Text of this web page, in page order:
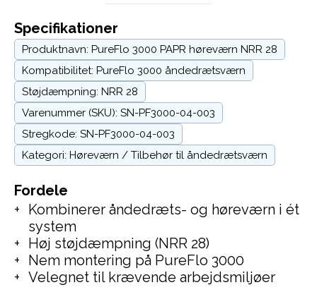
Fordele
Kombinerer åndedræts- og høreværn i ét
system
Høj støjdæmpning (NRR 28)
Nem montering på PureFlo 3000
Velegnet til krævende arbejdsmiljøer
Specifikationer
Produktnavn: PureFlo 3000 PAPR høreværn NRR 28
Kompatibilitet: PureFlo 3000 åndedrætsværn
Støjdæmpning: NRR 28
Varenummer (SKU): SN-PF3000-04-003
Stregkode: SN-PF3000-04-003
Kategori: Høreværn / Tilbehør til åndedrætsværn